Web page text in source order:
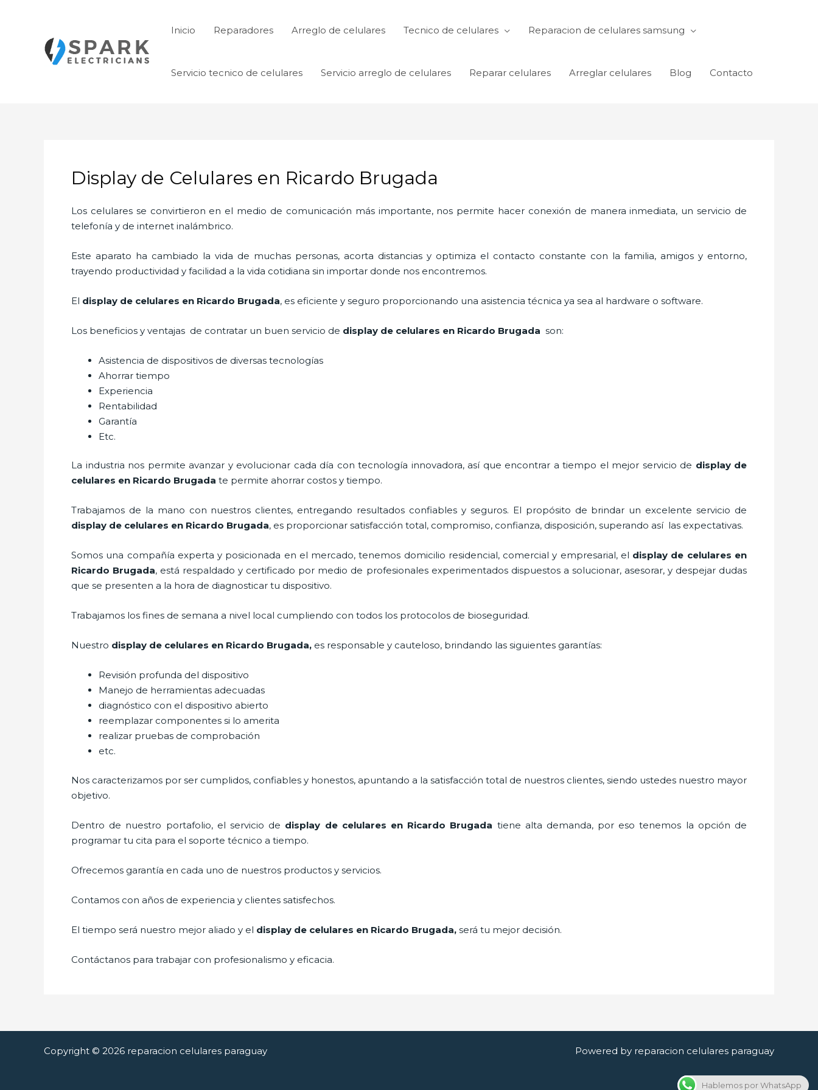
Inicio Reparadores Arreglo de celulares Tecnico de celulares Reparacion de celulares samsung
Servicio tecnico de celulares Servicio arreglo de celulares Reparar celulares Arreglar celulares Blog Contacto
Display de Celulares en Ricardo Brugada
Los celulares se convirtieron en el medio de comunicación más importante, nos permite hacer conexión de manera inmediata, un servicio de
telefonía y de internet inalámbrico.
Este aparato ha cambiado la vida de muchas personas, acorta distancias y optimiza el contacto constante con la familia, amigos y entorno,
trayendo productividad y facilidad a la vida cotidiana sin importar donde nos encontremos.
El display de celulares en Ricardo Brugada, es eficiente y seguro proporcionando una asistencia técnica ya sea al hardware o software.
Los beneficios y ventajas de contratar un buen servicio de display de celulares en Ricardo Brugada son:
Asistencia de dispositivos de diversas tecnologías
Ahorrar tiempo
Experiencia
Rentabilidad
Garantía
Etc.
La industria nos permite avanzar y evolucionar cada día con tecnología innovadora, así que encontrar a tiempo el mejor servicio de display de
celulares en Ricardo Brugada te permite ahorrar costos y tiempo.
Trabajamos de la mano con nuestros clientes, entregando resultados confiables y seguros. El propósito de brindar un excelente servicio de
display de celulares en Ricardo Brugada, es proporcionar satisfacción total, compromiso, confianza, disposición, superando así las expectativas.
Somos una compañía experta y posicionada en el mercado, tenemos domicilio residencial, comercial y empresarial, el display de celulares en
Ricardo Brugada, está respaldado y certificado por medio de profesionales experimentados dispuestos a solucionar, asesorar, y despejar dudas
que se presenten a la hora de diagnosticar tu dispositivo.
Trabajamos los fines de semana a nivel local cumpliendo con todos los protocolos de bioseguridad.
Nuestro display de celulares en Ricardo Brugada, es responsable y cauteloso, brindando las siguientes garantías:
Revisión profunda del dispositivo
Manejo de herramientas adecuadas
diagnóstico con el dispositivo abierto
reemplazar componentes si lo amerita
realizar pruebas de comprobación
etc.
Nos caracterizamos por ser cumplidos, confiables y honestos, apuntando a la satisfacción total de nuestros clientes, siendo ustedes nuestro mayor
objetivo.
Dentro de nuestro portafolio, el servicio de display de celulares en Ricardo Brugada tiene alta demanda, por eso tenemos la opción de
programar tu cita para el soporte técnico a tiempo.
Ofrecemos garantía en cada uno de nuestros productos y servicios.
Contamos con años de experiencia y clientes satisfechos.
El tiempo será nuestro mejor aliado y el display de celulares en Ricardo Brugada, será tu mejor decisión.
Contáctanos para trabajar con profesionalismo y eficacia.
Copyright © 2026 reparacion celulares paraguay Powered by reparacion celulares paraguay
Hablemos por WhatsApp